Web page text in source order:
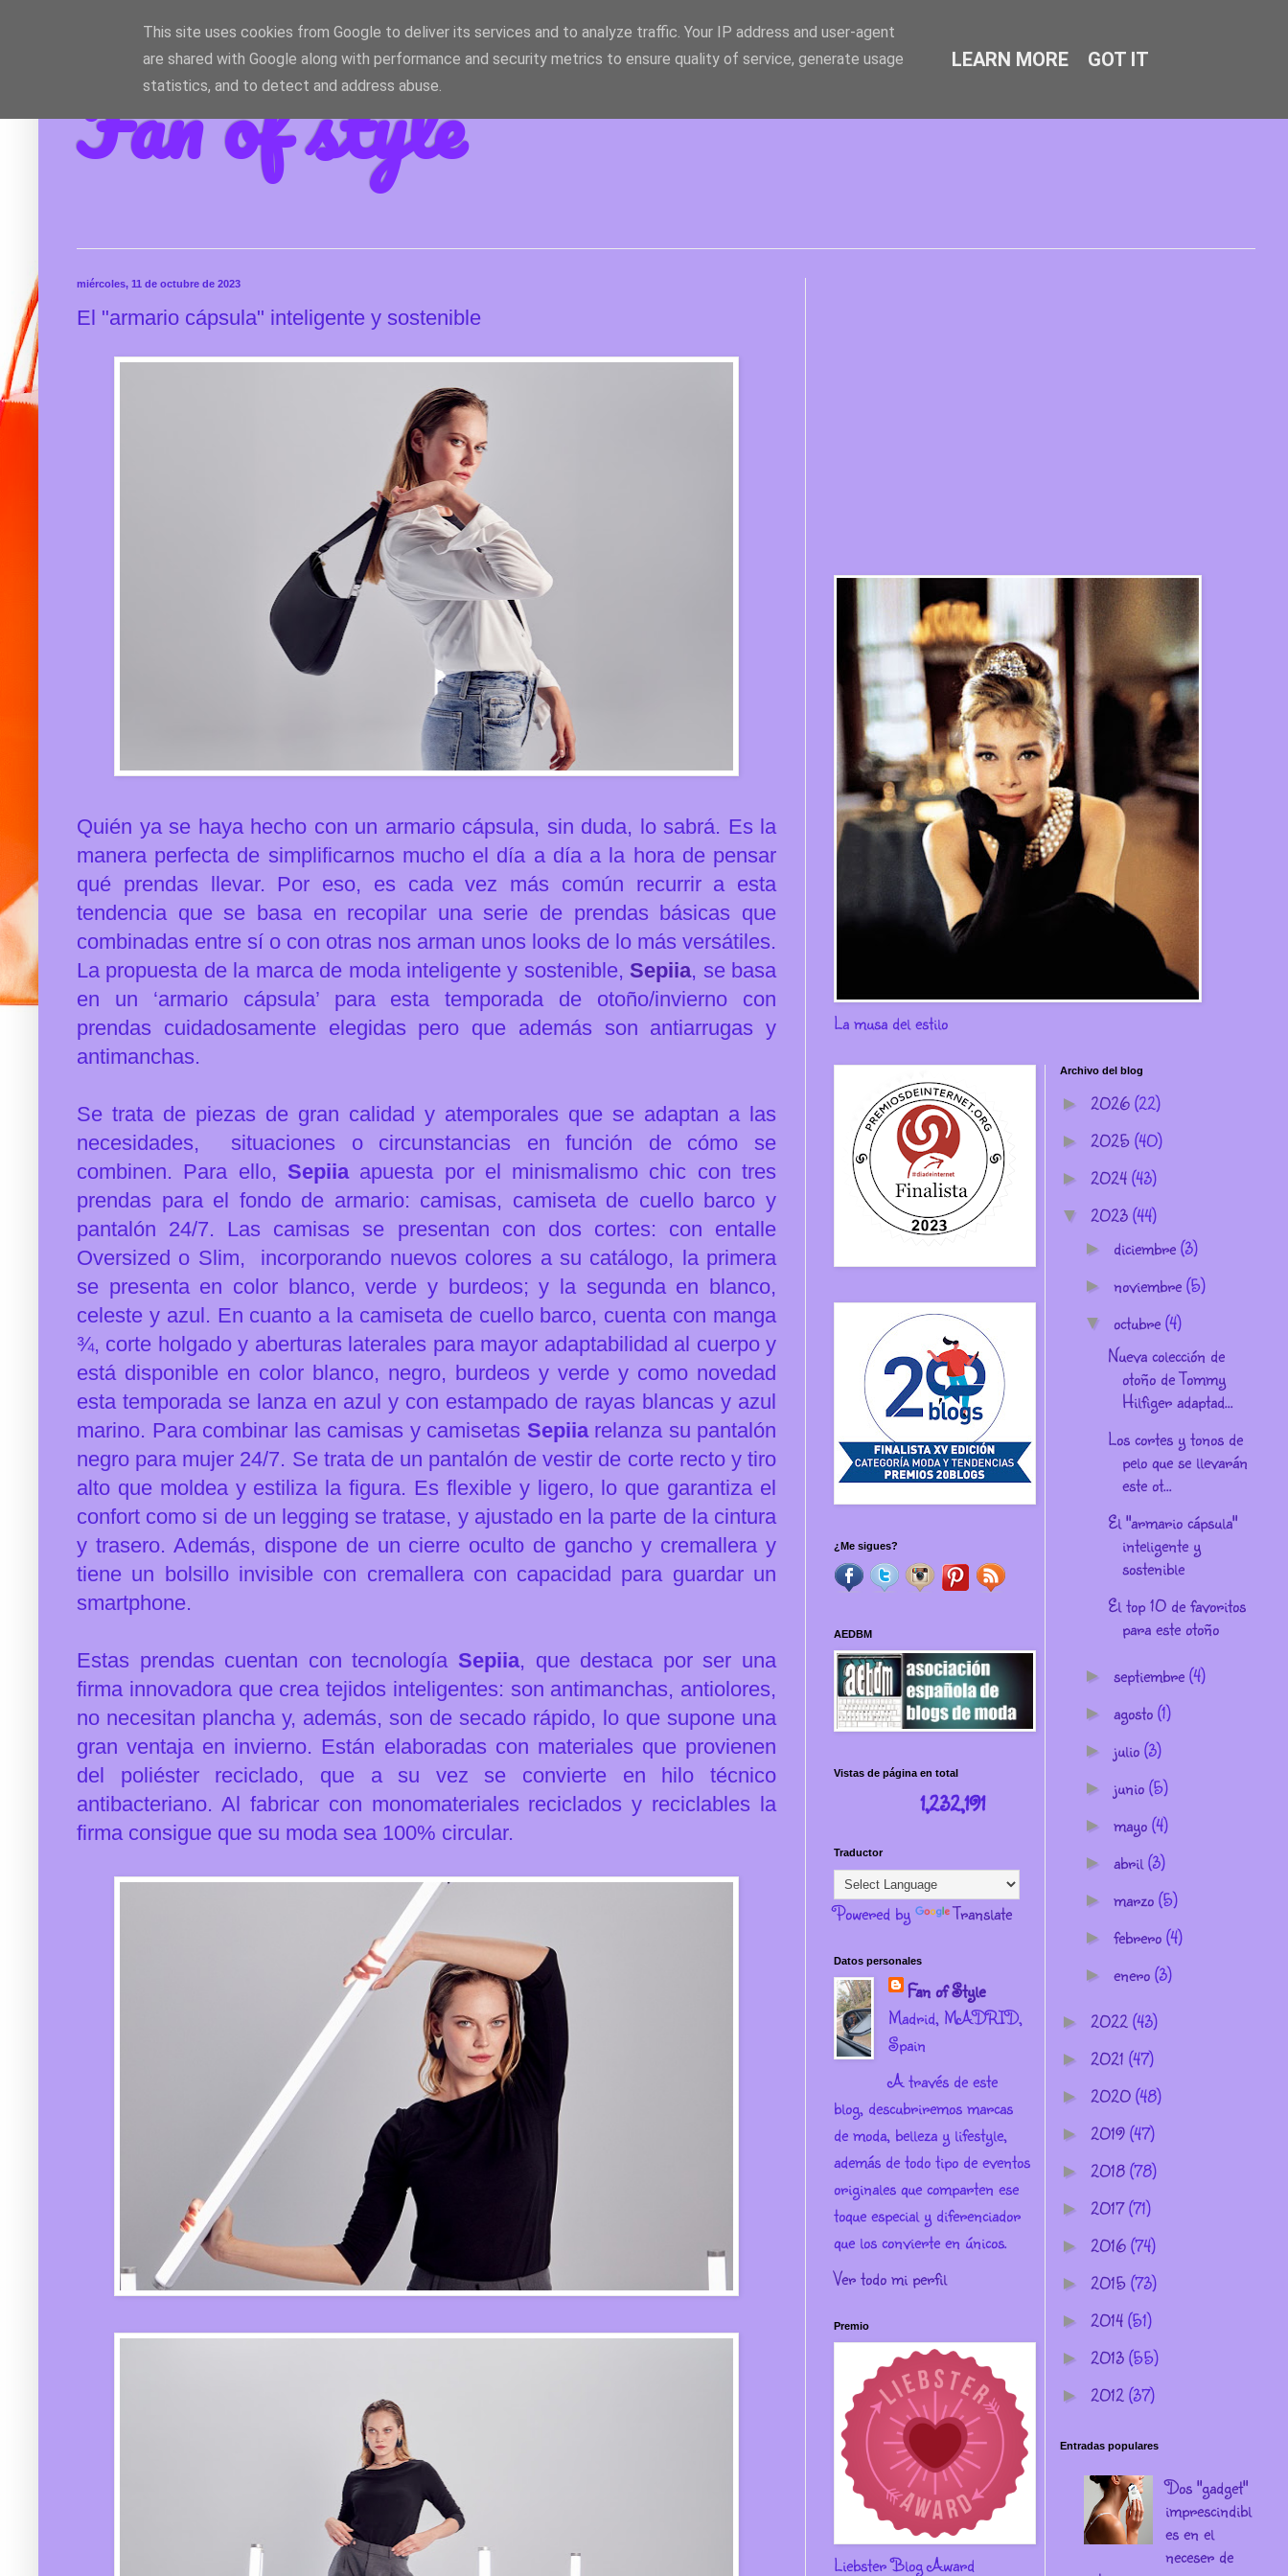
Fan of style
miércoles, 11 de octubre de 2023
El "armario cápsula" inteligente y sostenible
Quién ya se haya hecho con un armario cápsula, sin duda, lo sabrá. Es la
manera perfecta de simplificarnos mucho el día a día a la hora de pensar
qué prendas llevar. Por eso, es cada vez más común recurrir a esta
tendencia que se basa en recopilar una serie de prendas básicas que
combinadas entre sí o con otras nos arman unos looks de lo más versátiles.
La propuesta de la marca de moda inteligente y sostenible, Sepiia, se basa
en un ‘armario cápsula’ para esta temporada de otoño/invierno con
prendas cuidadosamente elegidas pero que además son antiarrugas y
antimanchas.
Se trata de piezas de gran calidad y atemporales que se adaptan a las
necesidades, situaciones o circunstancias en función de cómo se
combinen. Para ello, Sepiia apuesta por el minismalismo chic con tres
prendas para el fondo de armario: camisas, camiseta de cuello barco y
pantalón 24/7. Las camisas se presentan con dos cortes: con entalle
Oversized o Slim, incorporando nuevos colores a su catálogo, la primera
se presenta en color blanco, verde y burdeos; y la segunda en blanco,
celeste y azul. En cuanto a la camiseta de cuello barco, cuenta con manga
¾, corte holgado y aberturas laterales para mayor adaptabilidad al cuerpo y
está disponible en color blanco, negro, burdeos y verde y como novedad
esta temporada se lanza en azul y con estampado de rayas blancas y azul
marino. Para combinar las camisas y camisetas Sepiia relanza su pantalón
negro para mujer 24/7. Se trata de un pantalón de vestir de corte recto y tiro
alto que moldea y estiliza la figura. Es flexible y ligero, lo que garantiza el
confort como si de un legging se tratase, y ajustado en la parte de la cintura
y trasero. Además, dispone de un cierre oculto de gancho y cremallera y
tiene un bolsillo invisible con cremallera con capacidad para guardar un
smartphone.
Estas prendas cuentan con tecnología Sepiia, que destaca por ser una
firma innovadora que crea tejidos inteligentes: son antimanchas, antiolores,
no necesitan plancha y, además, son de secado rápido, lo que supone una
gran ventaja en invierno. Están elaboradas con materiales que provienen
del poliéster reciclado, que a su vez se convierte en hilo técnico
antibacteriano. Al fabricar con monomateriales reciclados y reciclables la
firma consigue que su moda sea 100% circular.
La musa del estilo
¿Me sigues?
AEDBM
Vistas de página en total
1,232,191
Traductor
Powered by Translate
Datos personales
Fan of Style
Madrid, MADRID,
Spain
A través de este
blog, descubriremos marcas
de moda, belleza y lifestyle,
además de todo tipo de eventos
originales que comparten ese
toque especial y diferenciador
que los convierte en únicos.
Ver todo mi perfil
Premio
Liebster Blog Award
Archivo del blog
► 2026(22)
► 2025(40)
► 2024(43)
▼ 2023(44)
► diciembre(3)
► noviembre(5)
▼ octubre(4)
Nueva colección de
otoño de Tommy
Hilfiger adaptad...
Los cortes y tonos de
pelo que se llevarán
este ot...
El "armario cápsula"
inteligente y
sostenible
El top 10 de favoritos
para este otoño
► septiembre(4)
► agosto(1)
► julio(3)
► junio(5)
► mayo(4)
► abril(3)
► marzo(5)
► febrero(4)
► enero(3)
► 2022(43)
► 2021 (47)
► 2020(48)
► 2019(47)
► 2018(78)
► 2017(71)
► 2016(74)
► 2015(73)
► 2014(51)
► 2013(55)
► 2012(37)
Entradas populares
Dos "gadget"
imprescindibl
es en el
neceser de
This site uses cookies from Google to deliver its services and to analyze traffic. Your IP address and user-agent
are shared with Google along with performance and security metrics to ensure quality of service, generate usage
statistics, and to detect and address abuse.
LEARN MORE GOT IT